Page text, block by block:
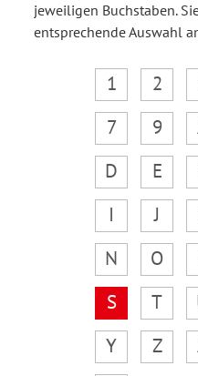
jeweiligen Buchstaben.
entsprechende Auswahl
1 2
7
9
D
E
I
J
N
O
S
T
Y
Z